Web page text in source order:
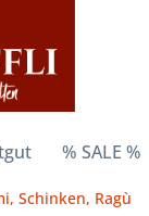
% SALE %
Schinken, Ragù